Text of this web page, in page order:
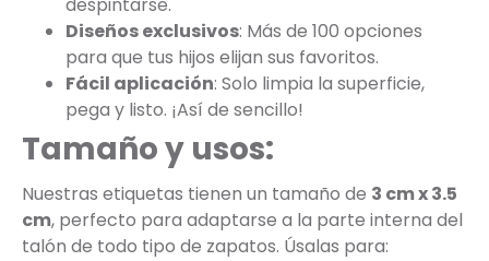
despintarse.
Diseños exclusivos: Más de 100 opciones
para que tus hijos elijan sus favoritos.
Fácil aplicación: Solo limpia la superficie,
pega y listo. ¡Así de sencillo!
Tamaño y usos:
Nuestras etiquetas tienen un tamaño de 3 cm x 3.5
cm, perfecto para adaptarse a la parte interna del
talón de todo tipo de zapatos. Úsalas para: